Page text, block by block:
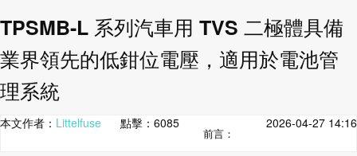
TPSMB-L 系列汽車用 TVS 二極體具備
業界領先的低鉗位電壓，適用於電池管
理系統
本文作者： Littelfuse 點擊： 6085 2026-04-27 14:16
前言：